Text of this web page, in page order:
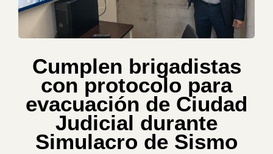
Cumplen brigadistas
con protocolo para
evacuación de Ciudad
Judicial durante
Simulacro de Sismo